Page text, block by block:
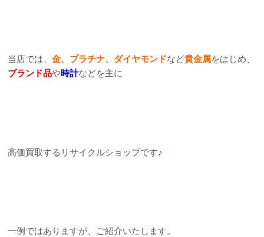
当店では、金、プラチナ、ダイヤモンドなど貴金属をはじめ、
ブランド品や時計などを主に
高価買取するリサイクルショップです♪
一例ではありますが、ご紹介いたします。